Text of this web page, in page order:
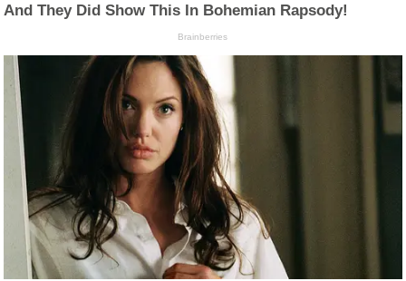
And They Did Show This In Bohemian Rapsody!
Brainberries